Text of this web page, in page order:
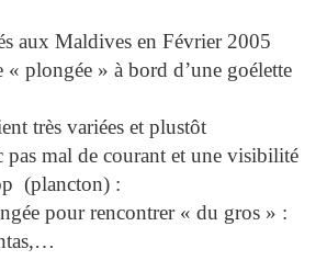
aux Maldives en Février 2005
« plongée » à bord d’une goélette
très variées et plustôt
pas mal de courant et une visibilité
(plancton) :
pour rencontrer « du gros » :